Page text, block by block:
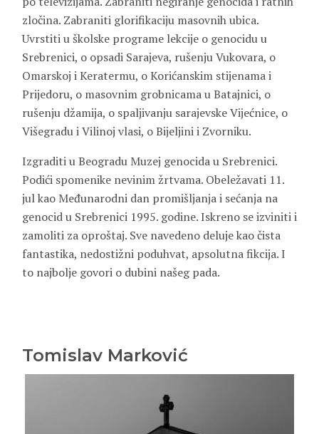
zločina. Zabraniti glorifikaciju masovnih ubica.
Uvrstiti u školske programe lekcije o genocidu u
Srebrenici, o opsadi Sarajeva, rušenju Vukovara, o
Omarskoj i Keratermu, o Korićanskim stijenama i
Prijedoru, o masovnim grobnicama u Batajnici, o
rušenju džamija, o spaljivanju sarajevske Vijećnice, o
Višegradu i Vilinoj vlasi, o Bijeljini i Zvorniku.
Izgraditi u Beogradu Muzej genocida u Srebrenici.
Podići spomenike nevinim žrtvama. Obeležavati 11.
jul kao Međunarodni dan promišljanja i sećanja na
genocid u Srebrenici 1995. godine. Iskreno se izviniti i
zamoliti za oproštaj. Sve navedeno deluje kao čista
fantastika, nedostižni poduhvat, apsolutna fikcija. I
to najbolje govori o dubini našeg pada.
Tomislav Marković